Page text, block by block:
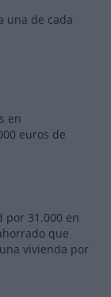
una de cada
en
euros de
por 31.000 en
que
vivienda por